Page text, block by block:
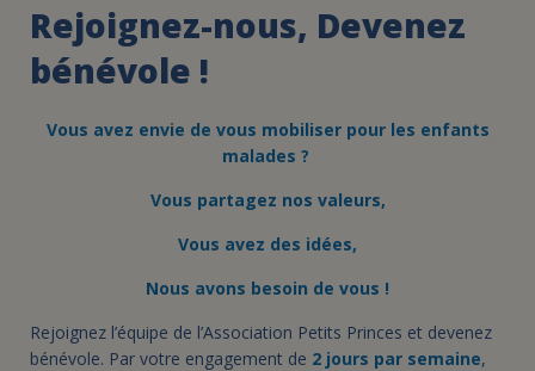
Rejoignez-nous, Devenez
bénévole !
Vous avez envie de vous mobiliser pour les enfants
malades ?
Vous partagez nos valeurs,
Vous avez des idées,
Nous avons besoin de vous !
Rejoignez l’équipe de l’Association Petits Princes et devenez
bénévole. Par votre engagement de 2 jours par semaine,